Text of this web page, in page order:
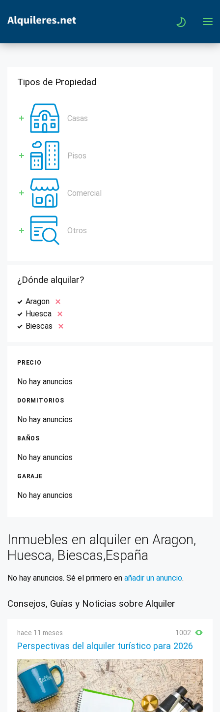
Tipos de Propiedad
Casas
Pisos
Comercial
Otros
¿Dónde alquilar?
Aragon
Huesca
Biescas
PRECIO
No hay anuncios
DORMITORIOS
No hay anuncios
BAÑOS
No hay anuncios
GARAJE
No hay anuncios
Inmuebles en alquiler en Aragon,
Huesca, Biescas,España
No hay anuncios. Sé el primero en añadir un anuncio.
Consejos, Guías y Noticias sobre Alquiler
hace 11 meses 1002
Perspectivas del alquiler turístico para 2026